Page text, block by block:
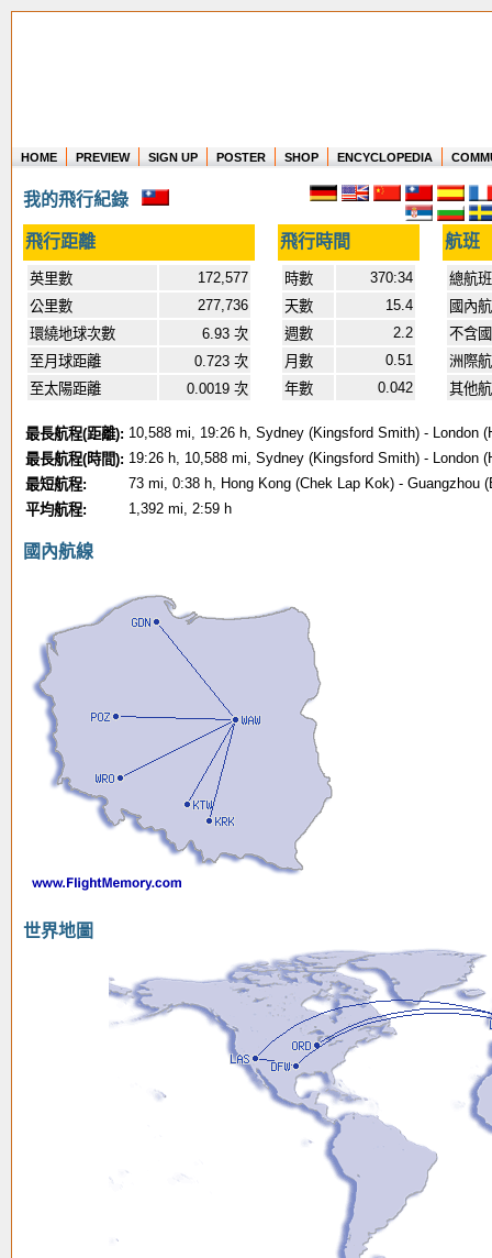
Where in the world have you flown?
How long have you been in the air?
Create your own FlightMemory and see!
HOME PREVIEW SIGN UP POSTER SHOP ENCYCLOPEDIA
我的飛行紀錄
飛行距離 飛行時間 航班
英里數
172,577
公里數
277,736
環繞地球次數
6.93 次
至月球距離
0.723 次
至太陽距離
0.0019 次
時數
370:34
天數
15.4
週數
2.2
月數
0.51
年數
0.042
總航
國內
不含
洲際
其他
最長航程(距離): 10,588 mi, 19:26 h, Sydney (Kingsford Smith) - London
最長航程(時間): 19:26 h, 10,588 mi, Sydney (Kingsford Smith) - London
最短航程:
73 mi, 0:38 h, Hong Kong (Chek Lap Kok) - Guangzhou
平均航程:
1,392 mi, 2:59 h
國內航線
世界地圖